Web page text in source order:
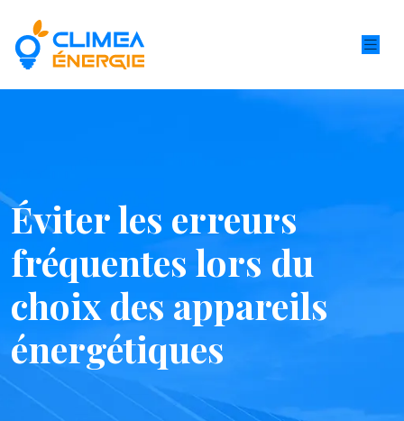
Éviter les erreurs
fréquentes lors du
choix des appareils
énergétiques